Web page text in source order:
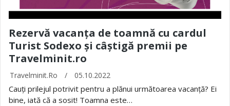
Rezervă vacanța de toamnă cu cardul
Turist Sodexo și câștigă premii pe
Travelminit.ro
Travelminit.ro / 05.10.2022
Cauți prilejul potrivit pentru a plănui următoarea vacanță? Ei
bine, iată că a sosit! Toamna este…